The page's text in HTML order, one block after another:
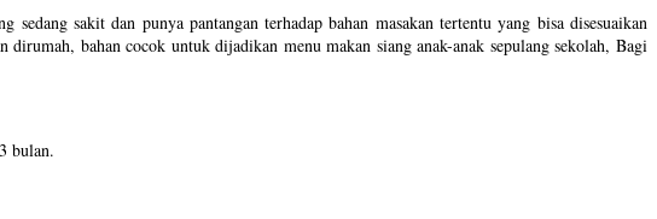
sakit dan punya pantangan terhadap bahan masakan tertentu yang bisa disesuaikan
bahan cocok untuk dijadikan menu makan siang anak-anak sepulang sekolah, Bagi
bulan.